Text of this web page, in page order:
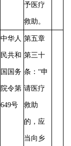
予医疗
救助。
中华人
民共和
国国务
院令第
649号
第五章
第三十
条： “申
请医疗
救助
的，应
当向乡